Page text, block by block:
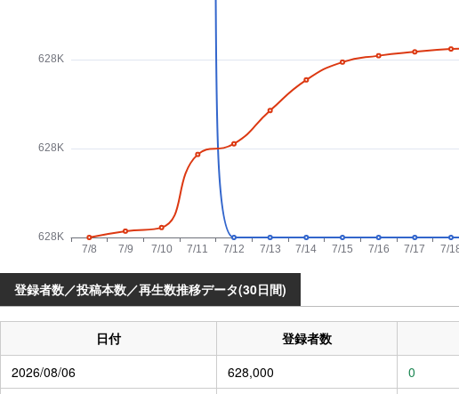
登録者数／投稿本数／再生数推移データ(30日間)
日付 登録者数
2026/08/06
628,000 0